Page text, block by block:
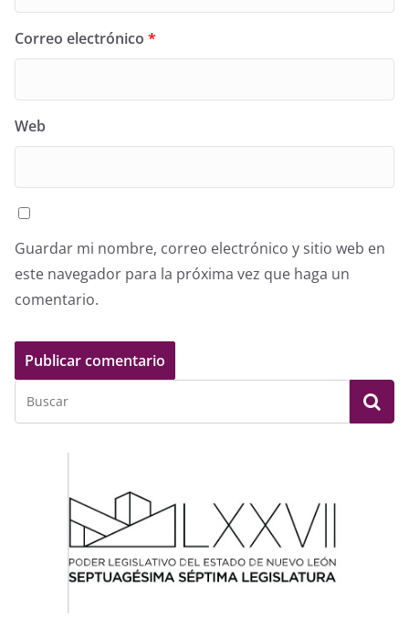
Correo electrónico *
Web
Guardar mi nombre, correo electrónico y sitio web en
este navegador para la próxima vez que haga un
comentario.